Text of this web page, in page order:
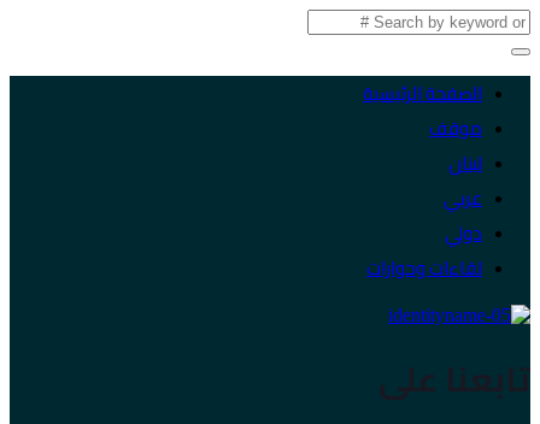
الصفحة الرئيسية
موقف
لبنان
عربي
دولي
لقاءات وحوارات
تابعنا على